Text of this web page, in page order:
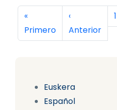
Euskera
Español
Paginación
Primera página
«
Primero
Página
‹
Anterior
1